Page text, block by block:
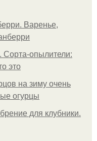
Варенье,
Сорта-опылители:
это
на зиму очень
огурцы
для клубники.